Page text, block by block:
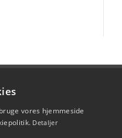
vores hjemmeside
Detaljer